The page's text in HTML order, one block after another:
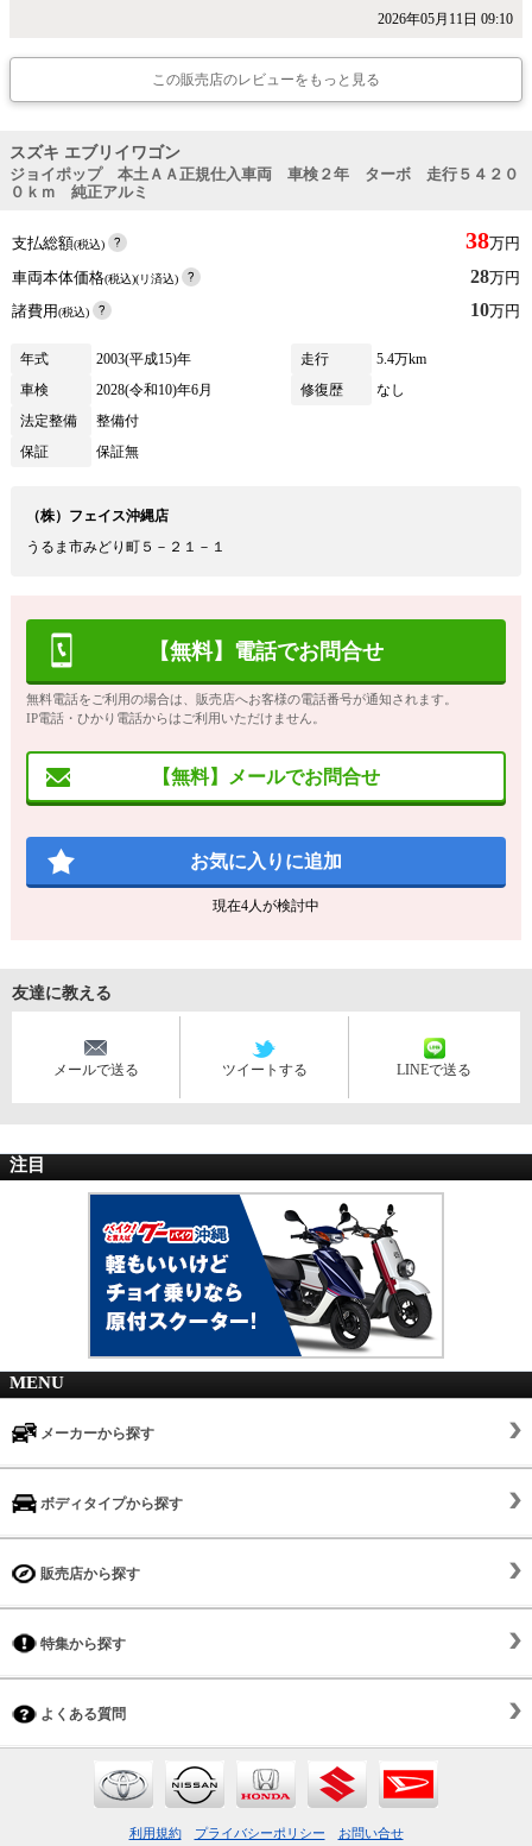
2026年05月11日 09:10
この販売店のレビューをもっと見る
スズキ エブリイワゴン
ジョイポップ 本土ＡＡ正規仕入車両 車検２年 ターボ 走行５４２０
０ｋｍ 純正アルミ
支払総額(税込) 38万円
車両本体価格(税込)(リ済込) 28万円
諸費用(税込) 10万円
年式 2003(平成15)年 走行
5.4万km
車検
2028(令和10)年6月 修復歴
なし
法定整備
整備付
保証
保証無
（株）フェイス沖縄店
うるま市みどり町５－２１－１
【無料】電話でお問合せ
無料電話をご利用の場合は、販売店へお客様の電話番号が通知されます。
IP電話・ひかり電話からはご利用いただけません。
【無料】メールでお問合せ
お気に入りに追加
現在4人が検討中
友達に教える
メールで送る ツイートする LINEで送る
注目
MENU
メーカーから探す
ボディタイプから探す
販売店から探す
特集から探す
よくある質問
利用規約 プライバシーポリシー お問い合せ